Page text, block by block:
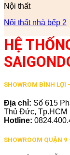
Nội thất
Nội thất nhà bếp 2
HỆ
SHOWROM BÌNH LỢI
Địa chỉ: Số 615
Thủ Đức, Tp.HCM
Hotline:
SHOWROOM QUẬN 9